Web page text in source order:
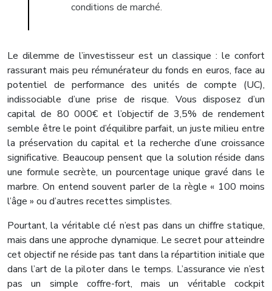
conditions de marché.
Le dilemme de l’investisseur est un classique : le confort
rassurant mais peu rémunérateur du fonds en euros, face au
potentiel de performance des unités de compte (UC),
indissociable d’une prise de risque. Vous disposez d’un
capital de 80 000€ et l’objectif de 3,5% de rendement
semble être le point d’équilibre parfait, un juste milieu entre
la préservation du capital et la recherche d’une croissance
significative. Beaucoup pensent que la solution réside dans
une formule secrète, un pourcentage unique gravé dans le
marbre. On entend souvent parler de la règle « 100 moins
l’âge » ou d’autres recettes simplistes.
Pourtant, la véritable clé n’est pas dans un chiffre statique,
mais dans une approche dynamique. Le secret pour atteindre
cet objectif ne réside pas tant dans la répartition initiale que
dans l’art de la piloter dans le temps. L’assurance vie n’est
pas un simple coffre-fort, mais un véritable cockpit